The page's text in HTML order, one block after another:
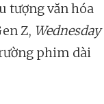
tượng văn hóa
Z, Wednesday
phim dài